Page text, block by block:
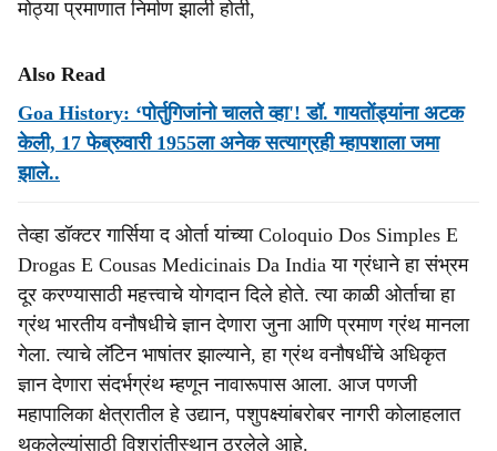
मोठ्या प्रमाणात निर्माण झाली होती,
Also Read
Goa History: ‘पोर्तुगिजांनो चालते व्हा'! डॉ. गायतोंड्यांना अटक
केली, 17 फेब्रुवारी 1955ला अनेक सत्याग्रही म्हापशाला जमा
झाले..
तेव्हा डॉक्टर गार्सिया द ओर्ता यांच्या Coloquio Dos Simples E
Drogas E Cousas Medicinais Da India या ग्रंधाने हा संभ्रम
दूर करण्यासाठी महत्त्वाचे योगदान दिले होते. त्या काळी ओर्ताचा हा
ग्रंथ भारतीय वनौषधीचे ज्ञान देणारा जुना आणि प्रमाण ग्रंथ मानला
गेला. त्याचे लॅटिन भाषांतर झाल्याने, हा ग्रंथ वनौषधींचे अधिकृत
ज्ञान देणारा संदर्भग्रंथ म्हणून नावारूपास आला. आज पणजी
महापालिका क्षेत्रातील हे उद्यान, पशुपक्ष्यांबरोबर नागरी कोलाहलात
थकलेल्यांसाठी विश्रांतीस्थान ठरलेले आहे.